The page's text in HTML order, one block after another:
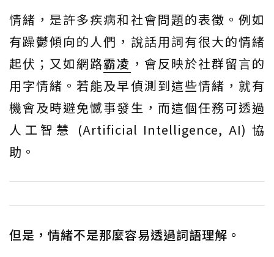
情緒，是許多疾病和社會問題的表徵。例如
有躁鬱傾向的人們，說話用詞有很大的情緒
起伏；又如網路霸凌 ，會反映於社群留言的
用字情緒。若能及早偵測到這些情緒，就有
機會及時避免憾事發生，而這個任務可透過
人工智慧 (Artificial Intelligence, AI) 協
助。
但是，情緒不是那麼容易透過詞語理解。